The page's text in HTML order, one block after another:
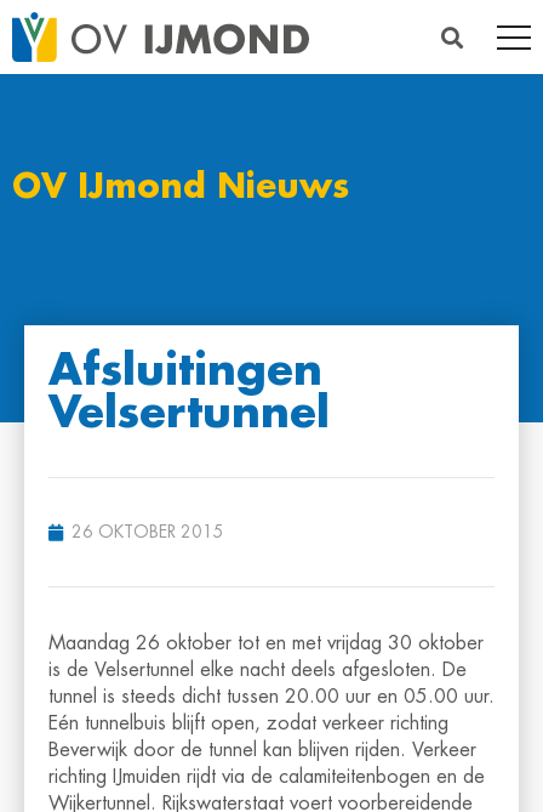
OV IJmond Nieuws
Afsluitingen
Velsertunnel
26 OKTOBER 2015
Maandag 26 oktober tot en met vrijdag 30 oktober
is de Velsertunnel elke nacht deels afgesloten. De
tunnel is steeds dicht tussen 20.00 uur en 05.00 uur.
Eén tunnelbuis blijft open, zodat verkeer richting
Beverwijk door de tunnel kan blijven rijden. Verkeer
richting IJmuiden rijdt via de calamiteitenbogen en de
Wijkertunnel. Rijkswaterstaat voert voorbereidende